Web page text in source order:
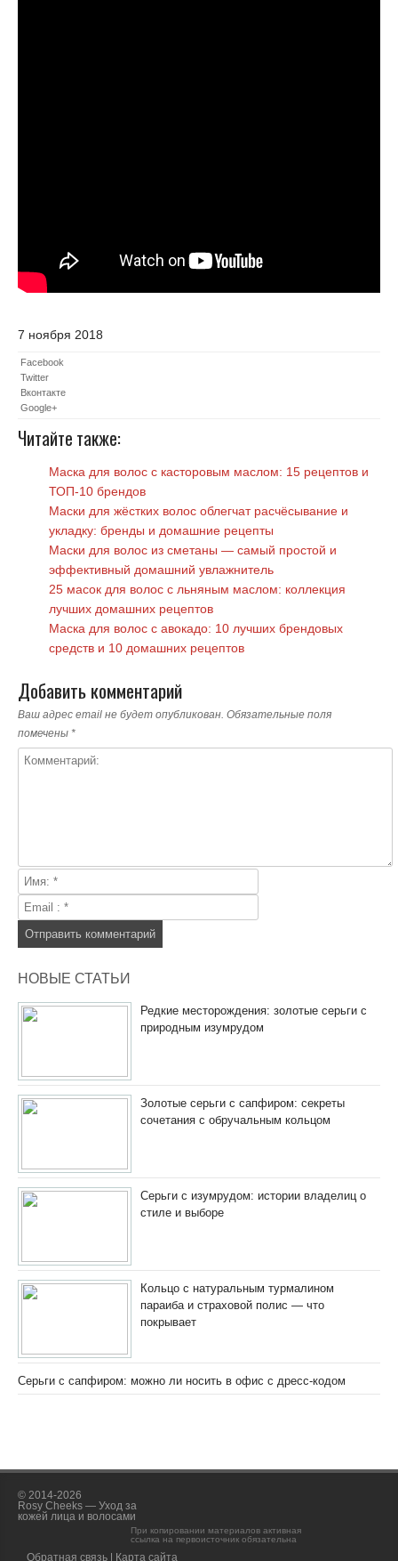
7 ноября 2018
Facebook
Twitter
Вконтакте
Google+
Читайте также:
Маска для волос с касторовым маслом: 15 рецептов и
ТОП-10 брендов
Маски для жёстких волос облегчат расчёсывание и
укладку: бренды и домашние рецепты
Маски для волос из сметаны — самый простой и
эффективный домашний увлажнитель
25 масок для волос с льняным маслом: коллекция
лучших домашних рецептов
Маска для волос с авокадо: 10 лучших брендовых
средств и 10 домашних рецептов
Добавить комментарий
Ваш адрес email не будет опубликован. Обязательные поля
помечены *
НОВЫЕ СТАТЬИ
Редкие месторождения: золотые серьги с
природным изумрудом
Золотые серьги с сапфиром: секреты
сочетания с обручальным кольцом
Серьги с изумрудом: истории владелиц о
стиле и выборе
Кольцо с натуральным турмалином
параиба и страховой полис — что
покрывает
Серьги с сапфиром: можно ли носить в офис с дресс-кодом
© 2014-2026
Rosy Cheeks — Уход за
кожей лица и волосами
При копировании материалов активная
ссылка на первоисточник обязательна
Обратная связь | Карта сайта